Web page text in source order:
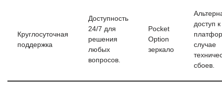
Круглосуточная
поддержка
Доступность
24/7 для
решения
любых
вопросов.
Pocket
Option
зеркало
доступ к
случае
сбоев.